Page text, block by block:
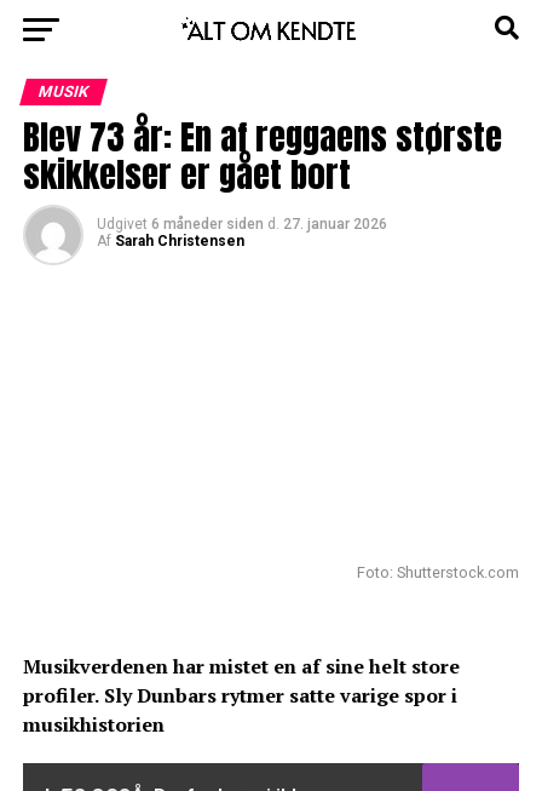
MUSIK
Blev 73 år: En af reggaens største
skikkelser er gået bort
Udgivet 6 måneder siden d. 27. januar 2026
Af Sarah Christensen
Foto: Shutterstock.com
Musikverdenen har mistet en af sine helt store
profiler. Sly Dunbars rytmer satte varige spor i
musikhistorien